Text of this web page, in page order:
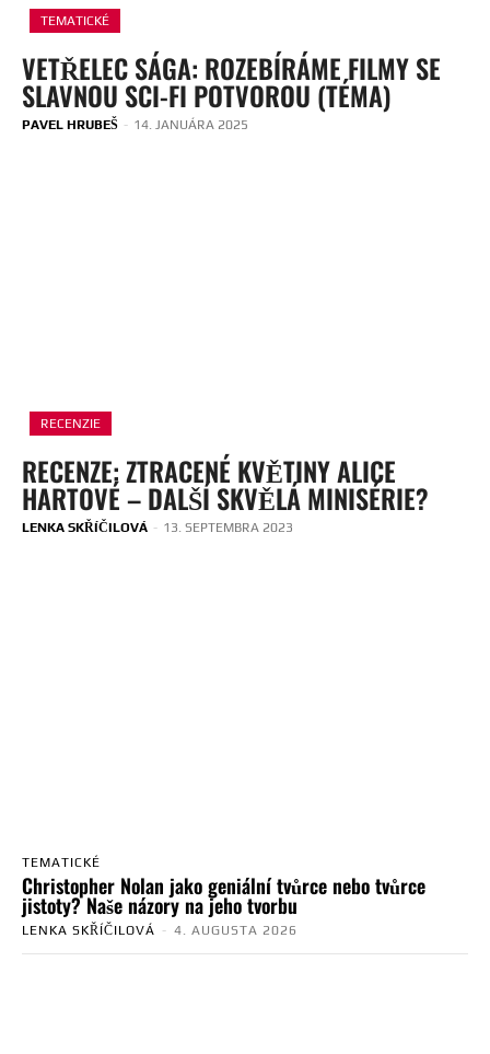
TEMATICKÉ
VETŘELEC SÁGA: ROZEBÍRÁME FILMY SE
SLAVNOU SCI-FI POTVOROU (TÉMA)
PAVEL HRUBEŠ - 14. JANUÁRA 2025
RECENZIE
RECENZE: ZTRACENÉ KVĚTINY ALICE
HARTOVÉ – DALŠÍ SKVĚLÁ MINISÉRIE?
LENKA SKŘÍČILOVÁ - 13. SEPTEMBRA 2023
TEMATICKÉ
Christopher Nolan jako geniální tvůrce nebo tvůrce
jistoty? Naše názory na jeho tvorbu
LENKA SKŘÍČILOVÁ - 4. AUGUSTA 2026